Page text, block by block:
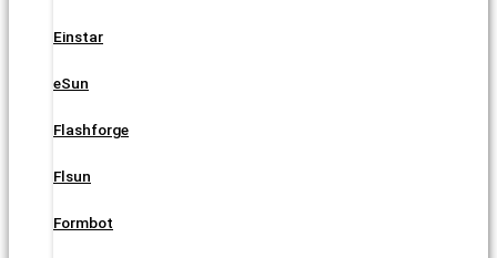
Einstar
eSun
Flashforge
Flsun
Formbot